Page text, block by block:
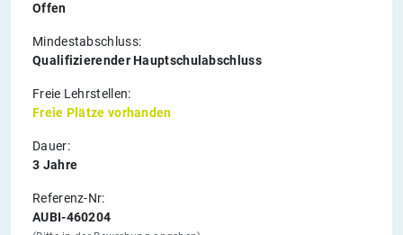
Offen
Mindestabschluss:
Qualifizierender Hauptschulabschluss
Freie Lehrstellen:
Freie Plätze vorhanden
Dauer:
3 Jahre
Referenz-Nr:
AUBI-460204